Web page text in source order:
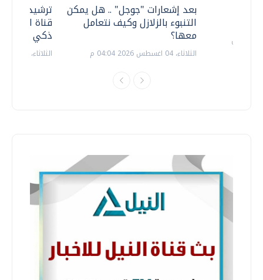
ترشيدا
قناة
ذكي
الثلاثاء، 14 يوليو 2026 06:11 م
بعد إشعارات "جوجل" .. هل يمكن
التنبوء بالزلازل وكيف نتعامل
معها؟
الثلاثاء، 04 اغسطس 2026 04:04 م